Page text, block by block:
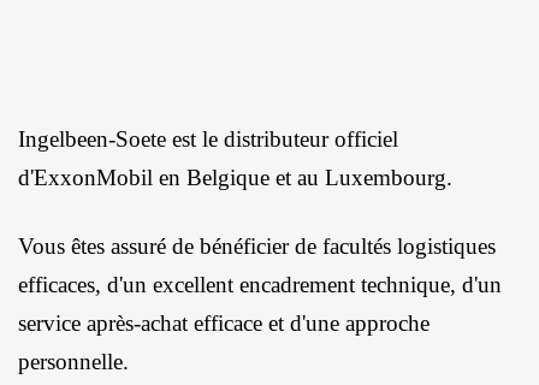
Ingelbeen-Soete est le distributeur officiel
d'ExxonMobil en Belgique et au Luxembourg.
Vous êtes assuré de bénéficier de facultés logistiques
efficaces, d'un excellent encadrement technique, d'un
service après-achat efficace et d'une approche
personnelle.